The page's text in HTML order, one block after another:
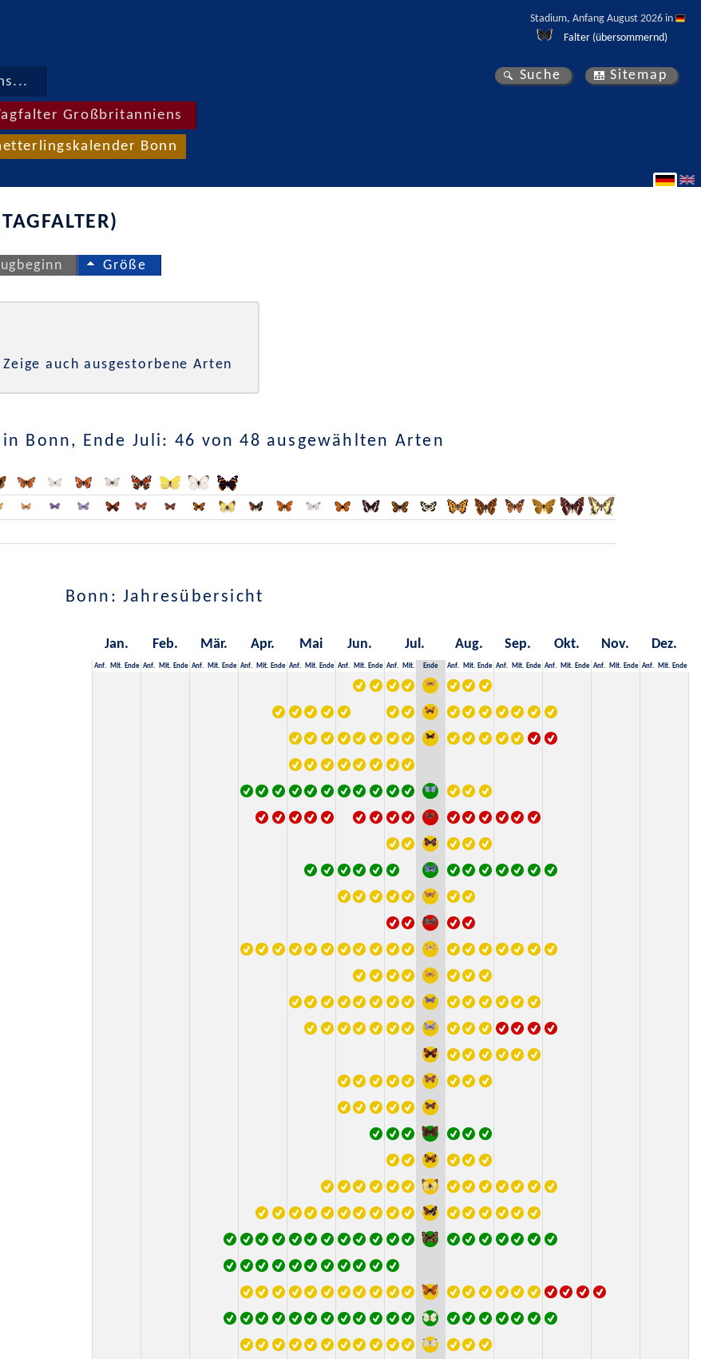
Stadium, Anfang August 2026 in
Falter (übersommernd)
Großbritanniens
Bonn
Suche Sitemap
Größe
Zeige auch ausgestorbene Arten
Bonn, Ende Juli: 46 von 48 ausgewählten Arten
Bonn: Jahresübersicht
Jan. Feb. Mär. Apr. Mai Jun. Jul. Aug. Sep. Okt. Nov. Dez.
Anf. Mit. Ende Anf. Mit. Ende Anf. Mit. Ende Anf. Mit. Ende Anf. Mit. Ende Anf. Mit. Ende Anf. Mit. Ende Anf. Mit. Ende Anf. Mit. Ende Anf. Mit. Ende Anf. Mit. Ende Anf. Mit. Ende